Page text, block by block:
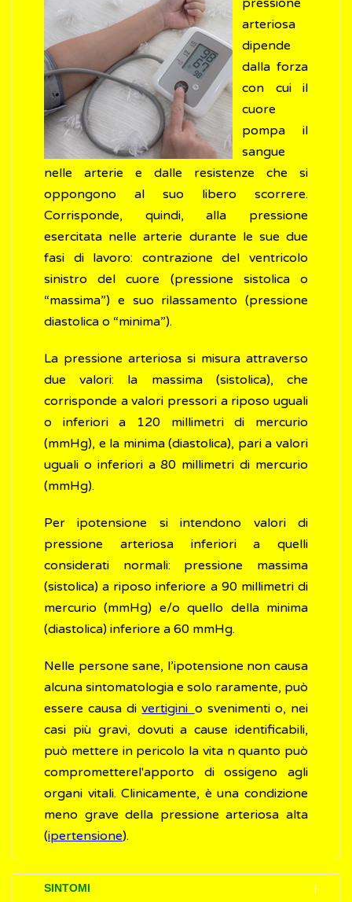
pressione
arteriosa
dipende
dalla forza
con cui il
cuore
pompa il
sangue
nelle arterie e dalle resistenze che si
oppongono al suo libero scorrere.
Corrisponde, quindi, alla pressione
esercitata nelle arterie durante le sue due
fasi di lavoro: contrazione del ventricolo
sinistro del cuore (pressione sistolica o
“massima”) e suo rilassamento (pressione
diastolica o “minima”).
La pressione arteriosa si misura attraverso
due valori: la massima (sistolica), che
corrisponde a valori pressori a riposo uguali
o inferiori a 120 millimetri di mercurio
(mmHg), e la minima (diastolica), pari a valori
uguali o inferiori a 80 millimetri di mercurio
(mmHg).
Per ipotensione si intendono valori di
pressione arteriosa inferiori a quelli
considerati normali: pressione massima
(sistolica) a riposo inferiore a 90 millimetri di
mercurio (mmHg) e/o quello della minima
(diastolica) inferiore a 60 mmHg.
Nelle persone sane, l’ipotensione non causa
alcuna sintomatologia e solo raramente, può
essere causa divertigini o svenimenti o, nei
casi più gravi, dovuti a cause identificabili,
può mettere in pericolo la vita n quanto può
comprometterel'apporto di ossigeno agli
organi vitali. Clinicamente, è una condizione
meno grave della pressione arteriosa alta
(ipertensione).
SINTOMI